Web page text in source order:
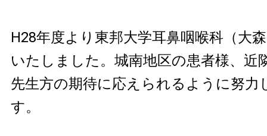
H28年度より東邦大学耳鼻咽喉科（大
いたしました。城南地区の患者様、近
先生方の期待に応えられるように努力
す。